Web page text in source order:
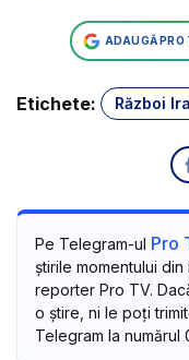
ADAUGĂ PRO
Etichete: Război
Pe Telegram-ul Pro
știrile momentului
reporter Pro TV.
o știre, ni le poți
Telegram la